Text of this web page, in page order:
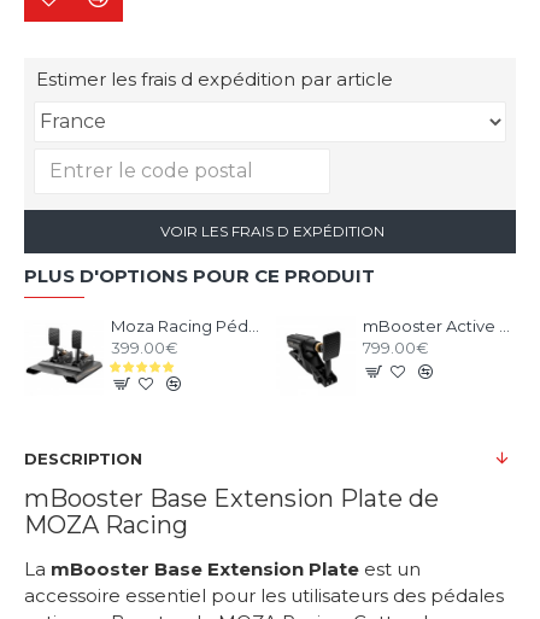
Estimer les frais d expédition par article
VOIR LES FRAIS D EXPÉDITION
PLUS D'OPTIONS POUR CE PRODUIT
399.00€
799.00€
DESCRIPTION
mBooster Base Extension Plate de
MOZA Racing
La mBooster Base Extension Plate est un
accessoire essentiel pour les utilisateurs des pédales